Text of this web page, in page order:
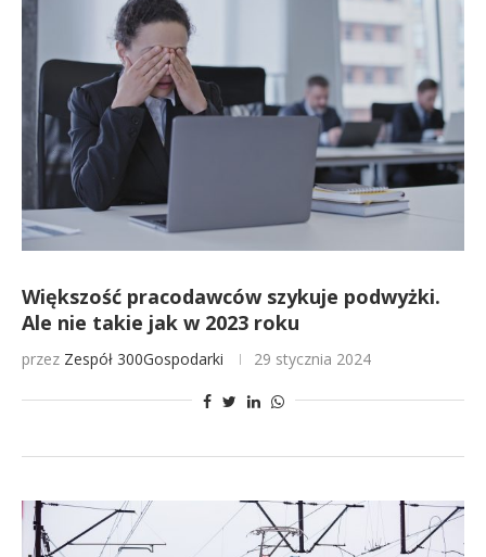
Większość pracodawców szykuje podwyżki.
Ale nie takie jak w 2023 roku
przez Zespół 300Gospodarki 29 stycznia 2024